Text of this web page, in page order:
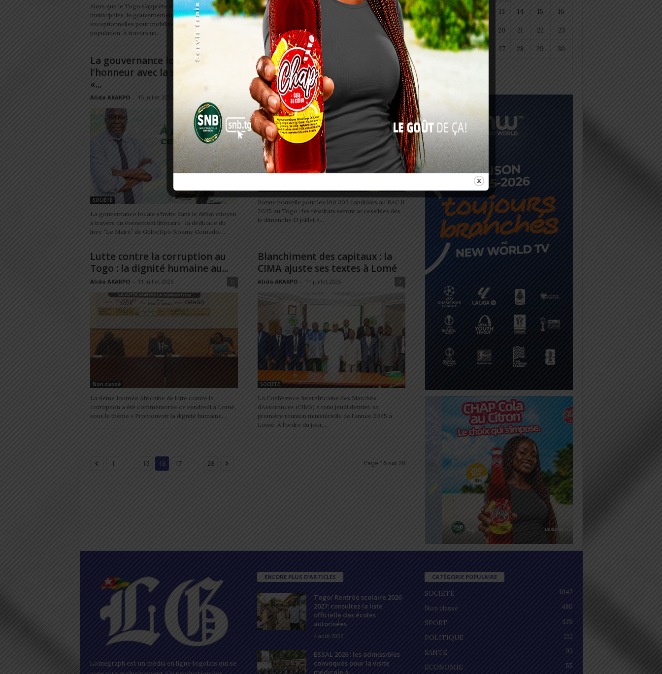
Alors que le Togo s’apprête à organiser les élections
municipales, le gouvernement prend des mesures
exceptionnelles pour mobiliser pleinement la
population. À travers un...
SOCIÉTÉ
Au Togo, le phénomène des enfants vivant dans la
rue prend de l’ampleur. Rien qu’en cinq jours, 550
d’entre eux ont été recensés, dont...
La gouvernance locale à
l’honneur avec la sortie du livre
«...
Alida AKAKPO - 15 juillet 2025
SOCIÉTÉ
La gouvernance locale s'invite dans le débat citoyen
à travers un événement littéraire : la dédicace du
livre ‘’Le Maire’’ de GbloeKpo Koamy Gomado,...
BAC II 2025 : une annonce qui
soulage
Alida AKAKPO - 11 juillet 2025 0
Bonne nouvelle pour les 100 303 candidats au BAC II
2025 au Togo : les résultats seront accessibles dès
le dimanche 13 juillet à...
Lutte contre la corruption au
Togo : la dignité humaine au...
Alida AKAKPO - 11 juillet 2025 0
Non classé
La 9ème Journée Africaine de lutte contre la
corruption a été commémorée ce vendredi à Lomé,
sous le thème « Promouvoir la dignité humaine...
Blanchiment des capitaux : la
CIMA ajuste ses textes à Lomé
Alida AKAKPO - 11 juillet 2025 0
SOCIÉTÉ
La Conférence Interafricaine des Marchés
d’Assurances (CIMA) a tenu jeudi dernier, sa
première réunion ministérielle de l’année 2025 à
Lomé. À l’ordre du jour,...
1 ... 15 16 17 ... 28 Page 16 sur 28
10 11 12 13 14 15 16
17 18 19 20 21 22 23
24 25 26 27 28 29 30
Lomegraph est un média en ligne togolais qui se
ENCORE PLUS D'ARTICLES
Togo/ Rentrée scolaire 2026-
2027: consultez la liste
officielle des écoles
autorisées
4 août 2026
ESSAL 2026 : les admissibles
convoqués pour la visite
médicale à...
CATÉGORIE POPULAIRE
SOCIÉTÉ
1042
Non classé
480
SPORT
439
POLITIQUE
212
SANTÉ
93
ECONOMIE
55